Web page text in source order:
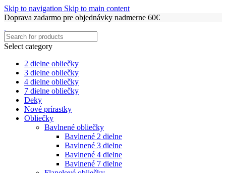
Skip to navigation Skip to main content
Doprava zadarmo pre objednávky nadmerne 60€
Select category
2 dielne obliečky
3 dielne obliečky
4 dielne obliečky
7 dielne obliečky
Deky
Nové prírastky
Obliečky
Bavlnené obliečky
Bavlnené 2 dielne
Bavlnené 3 dielne
Bavlnené 4 dielne
Bavlnené 7 dielne